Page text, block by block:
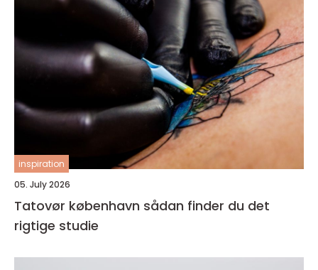
inspiration
05. July 2026
Tatovør københavn sådan finder du det
rigtige studie